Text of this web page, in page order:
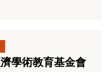
學術教育基金會